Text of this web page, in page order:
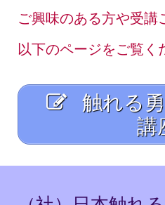
ご興味のある方や受講
以下のページをご覧く
触れる
講